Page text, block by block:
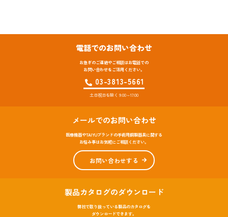
電話でのお問い合わせ
お急ぎのご連絡やご相談はお電話での
お問い合わせをご活用ください。
03-3813-5661
土日祝日を除く 9:00～17:00
メールでのお問い合わせ
医療機器やTAIYUブランドの手術用鋼製器具に関する
お悩み事はお気軽にご相談ください。
お問い合わせする
製品カタログのダウンロード
弊社で取り扱っている製品のカタログを
ダウンロードできます。